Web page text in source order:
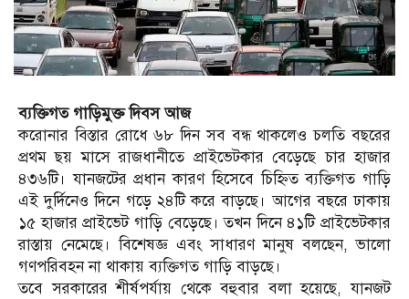
ব্যক্তিগত গাড়িমুক্ত দিবস আজ
করোনার বিস্তার রোধে ৬৮ দিন সব বন্ধ থাকলেও চলতি বছরের
প্রথম ছয় মাসে রাজধানীতে প্রাইভেটকার বেড়েছে চার হাজার
৪৩৬টি। যানজটের প্রধান কারণ হিসেবে চিহ্নিত ব্যক্তিগত গাড়ি
এই দুর্দিনেও দিনে গড়ে ২৪টি করে বাড়ছে। আগের বছরে ঢাকায়
১৫ হাজার প্রাইভেট গাড়ি বেড়েছে। তখন দিনে ৪১টি প্রাইভেটকার
রাস্তায় নেমেছে। বিশেষজ্ঞ এবং সাধারণ মানুষ বলছেন, ভালো
গণপরিবহন না থাকায় ব্যক্তিগত গাড়ি বাড়ছে।
তবে সরকারের শীর্ষপর্যায় থেকে বহুবার বলা হয়েছে, যানজট